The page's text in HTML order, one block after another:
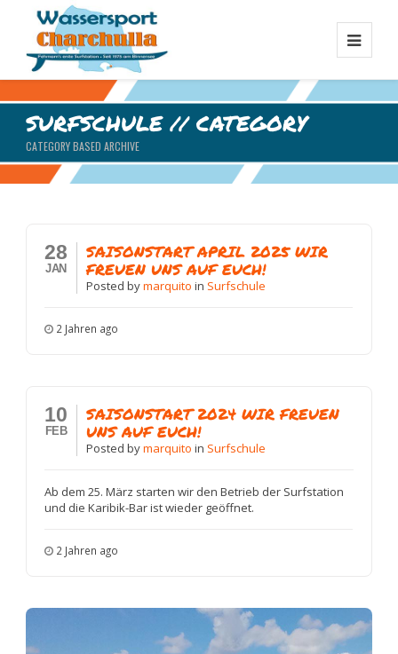
SURFSCHULE // CATEGORY
CATEGORY BASED ARCHIVE
28
JAN
SAISONSTART APRIL 2025 WIR
FREUEN UNS AUF EUCH!
Postedbymarquitoin Surfschule
2 Jahren ago
10
FEB
SAISONSTART 2024 WIR FREUEN
UNS AUF EUCH!
Postedbymarquitoin Surfschule
Ab dem 25. März starten wir den Betrieb der Surfstation
und die Karibik-Bar ist wieder geöffnet.
2 Jahren ago